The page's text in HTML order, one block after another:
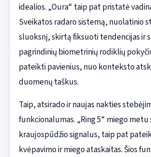
idealios. „Oura“ taip pat pristatė
Sveikatos radaro sistemą, nuolatinio
sluoksnį, skirtą fiksuoti tendencijas ir
pagrindinių biometrinių rodiklių
pateikti pavienius, nuo konteksto
duomenų taškus.
Taip, atsirado ir naujas nakties
funkcionalumas. „Ring 5“ miego metu
kraujospūdžio signalus, taip pat
kvėpavimo ir miego ataskaitas. Šios